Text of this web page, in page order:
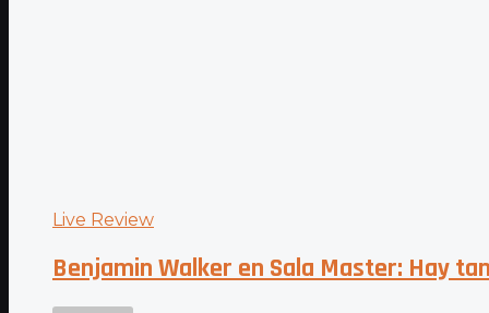
Live Review
Benjamin Walker en Sala Master: Hay